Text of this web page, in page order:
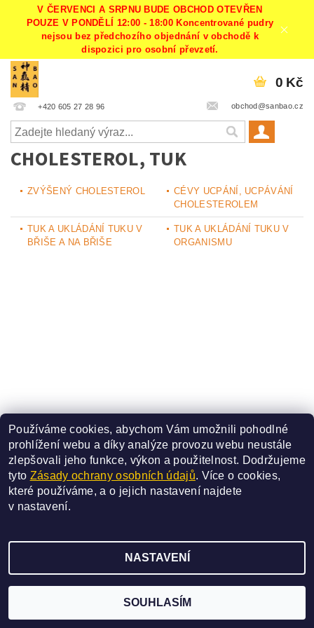
V ČERVENCI A SRPNU BUDE OBCHOD OTEVŘEN
POUZE V PONDĚLÍ 12:00 - 18:00 Koncentrované pudry
nejsou bez předchozího objednání v obchodě k
dispozici pro osobní převzetí.
+420 605 27 28 96 obchod@sanbao.cz
0 Kč
CHOLESTEROL, TUK
ZVÝŠENÝ CHOLESTEROL
CÉVY UCPÁNÍ, UCPÁVÁNÍ
CHOLESTEROLEM
TUK A UKLÁDÁNÍ TUKU V
BŘIŠE A NA BŘIŠE
TUK A UKLÁDÁNÍ TUKU V
ORGANISMU
Vytvořil Shoptet
Používáme cookies, abychom Vám umožnili pohodlné
prohlížení webu a díky analýze provozu webu neustále
zlepšovali jeho funkce, výkon a použitelnost. Dodržujeme
tyto Zásady ochrany osobních údajů. Více o cookies,
které používáme, a o jejich nastavení najdete
v nastavení.
NASTAVENÍ
SOUHLASÍM